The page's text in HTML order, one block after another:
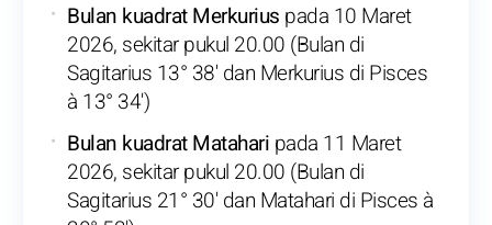
Bulan kuadrat Merkurius pada 10 Maret
2026, sekitar pukul 20.00 (Bulan di
Sagitarius 13° 38' dan Merkurius di Pisces
à 13° 34')
Bulan kuadrat Matahari pada 11 Maret
2026, sekitar pukul 20.00 (Bulan di
Sagitarius 21° 30' dan Matahari di Pisces à